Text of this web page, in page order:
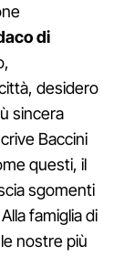
di
desidero
sincera
Baccini
questi, il
sgomenti
famiglia di
nostre più